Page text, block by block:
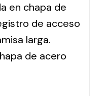
en chapa de
de acceso
larga.
de acero